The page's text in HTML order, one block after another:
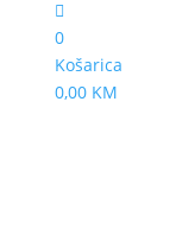
0
Košarica
0,00 KM